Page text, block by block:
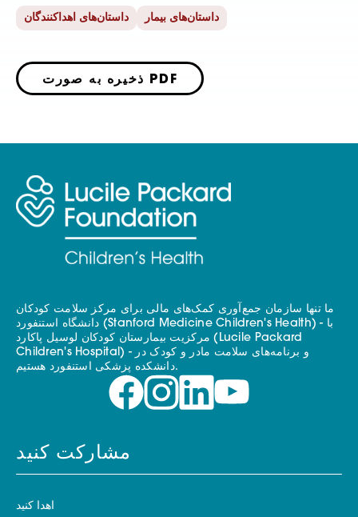
داستان‌های اهداکنندگان داستان‌های بیمار
ذخیره به صورت PDF
ما تنها سازمان جمع‌آوری کمک‌های مالی برای مرکز سلامت کودکان
دانشگاه استنفورد (Stanford Medicine Children's Health) - با
مرکزیت بیمارستان کودکان لوسیل پاکارد (Lucile Packard
Children's Hospital) - و برنامه‌های سلامت مادر و کودک در
دانشکده پزشکی استنفورد هستیم.
مشارکت کنید
اهدا کنید